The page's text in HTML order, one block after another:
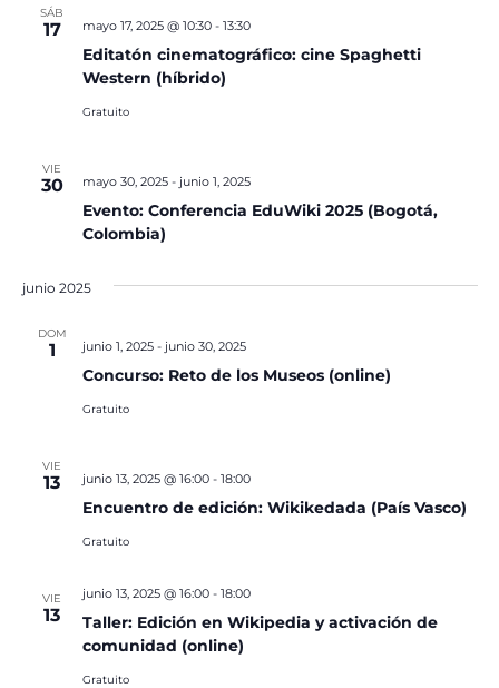
SÁB
17
Editatón cinematográfico: cine Spaghetti
Western (híbrido)
mayo 17, 2025 @ 10:30- 13:30
Gratuito
VIE
30
Evento: Conferencia EduWiki 2025 (Bogotá,
Colombia)
mayo 30, 2025- junio 1, 2025
junio 2025
DOM
1
Concurso: Reto de los Museos (online)
junio 1, 2025- junio 30, 2025
Gratuito
VIE
13
Encuentro de edición: Wikikedada (País Vasco)
junio 13, 2025 @ 16:00- 18:00
Gratuito
VIE
13
Taller: Edición en Wikipedia y activación de
comunidad (online)
junio 13, 2025 @ 16:00- 18:00
Gratuito